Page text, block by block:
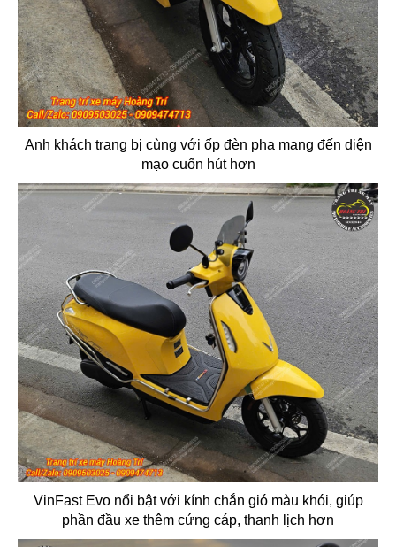
Anh khách trang bị cùng với ốp đèn pha mang đến diện
mạo cuốn hút hơn
VinFast Evo nổi bật với kính chắn gió màu khói, giúp
phần đầu xe thêm cứng cáp, thanh lịch hơn